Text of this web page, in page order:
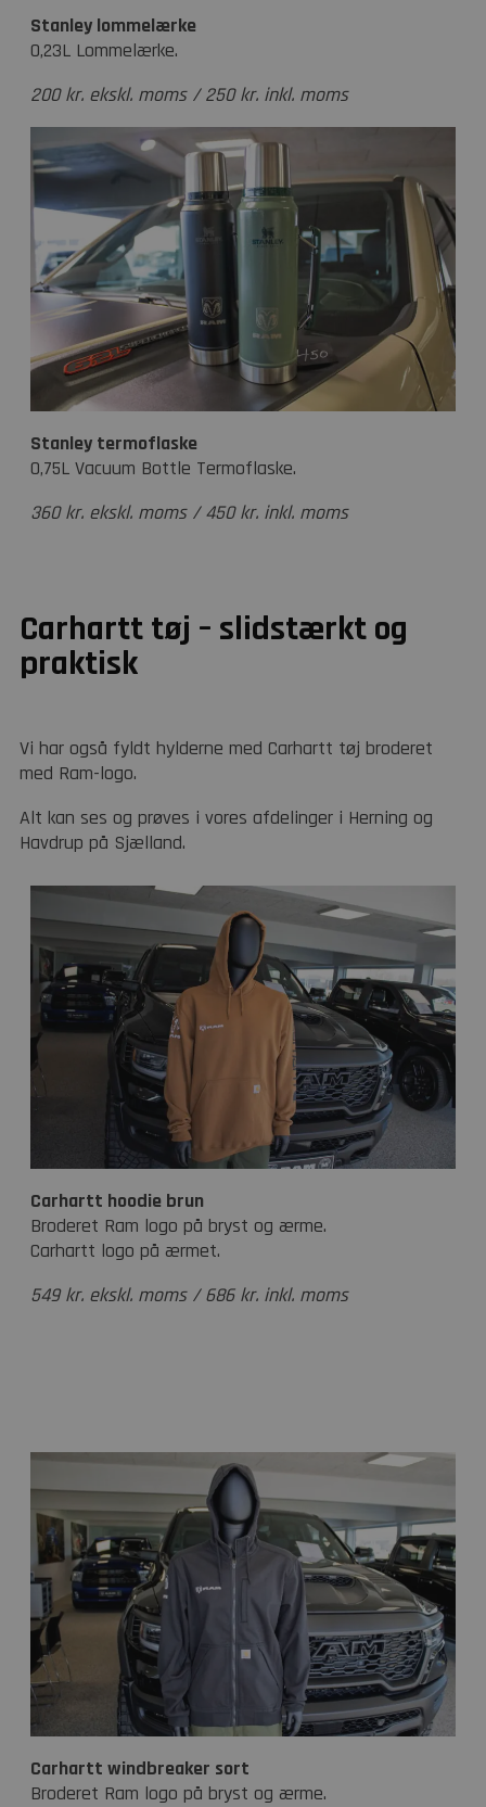
Stanley lommelærke
0,23L Lommelærke.
200 kr. ekskl. moms / 250 kr. inkl. moms
Stanley termoflaske
0,75L Vacuum Bottle Termoflaske.
360 kr. ekskl. moms / 450 kr. inkl. moms
Carhartt tøj – slidstærkt og
praktisk
Vi har også fyldt hylderne med Carhartt tøj broderet
med Ram-logo.
Alt kan ses og prøves i vores afdelinger i Herning og
Havdrup på Sjælland.
Carhartt hoodie brun
Broderet Ram logo på bryst og ærme.
Carhartt logo på ærmet.
549 kr. ekskl. moms / 686 kr. inkl. moms
Carhartt windbreaker sort
Broderet Ram logo på bryst og ærme.